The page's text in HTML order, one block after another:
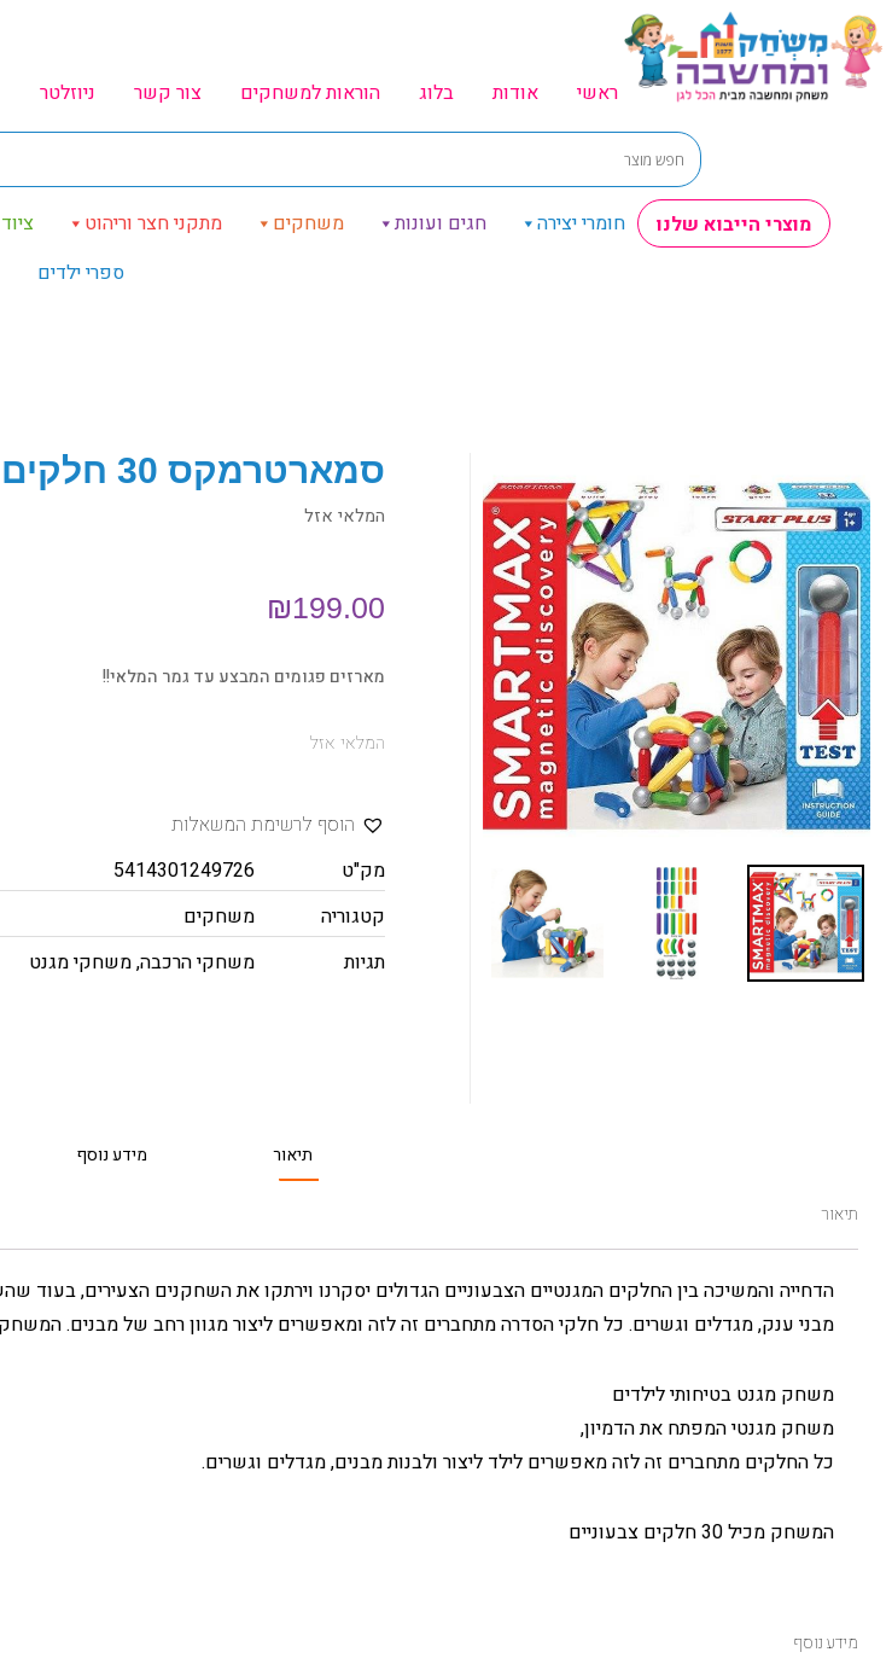
ראשי אודות בלוג הוראות למשחקים צור קשר ניוזלטר
מוצרי הייבוא שלנו חומרי יצירה חגים ועונות משחקים מתקני חצר וריהוט
ספרי ילדים
סמארטרמקס 30 חלקים – SMARTMAX
המלאי אזל
₪199.00
מארזים פגומים המבצע עד גמר המלאי!!
המלאי אזל
הוסף לרשימת המשאלות
מק"ט
5414301249726
קטגוריה
משחקים
תגיות
משחקי הרכבה,משחקי מגנט
תיאור מידע נוסף
תיאור
הדחייה והמשיכה בין החלקים המגנטיים הצבעוניים הגדולים יסקרנו וירתקו את השחקנים הצעירים, בעוד
מבני ענק, מגדלים וגשרים. כל חלקי הסדרה מתחברים זה לזה ומאפשרים ליצור מגוון רחב של מבנים. המשחק
משחק מגנט בטיחותי לילדים
משחק מגנטי המפתח את הדמיון,
כל החלקים מתחברים זה לזה מאפשרים לילד ליצור ולבנות מבנים, מגדלים וגשרים.
המשחק מכיל 30 חלקים צבעוניים
מידע נוסף